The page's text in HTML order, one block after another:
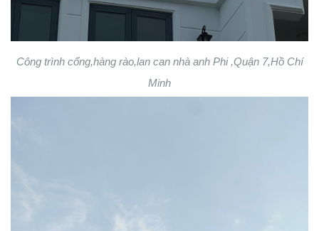
Công trình cổng,hàng rào,lan can nhà anh Phi ,Quận 7,Hồ Chí
Minh